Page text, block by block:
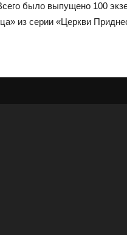
было выпущено 100
из серии «Церкви